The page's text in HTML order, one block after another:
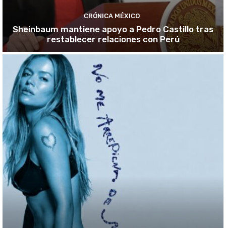
CRÓNICA MÉXICO
Sheinbaum mantiene apoyo a Pedro Castillo tras
restablecer relaciones con Perú